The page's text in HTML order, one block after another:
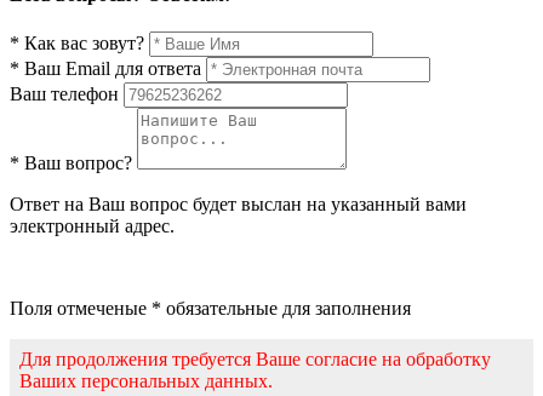
* Как вас зовут?
* Ваш Email для ответа
Ваш телефон
* Ваш вопрос?
Ответ на Ваш вопрос будет выслан на указанный вами
электронный адрес.
Поля отмеченые * обязательные для заполнения
Для продолжения требуется Ваше согласие на обработку
Ваших персональных данных.